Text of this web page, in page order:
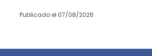
Publicado el 07/08/2026